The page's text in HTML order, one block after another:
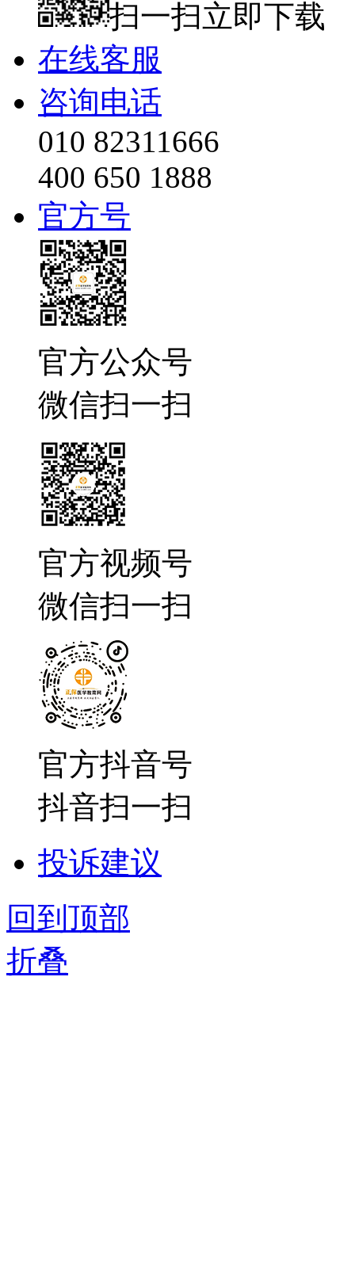
扫一扫立即下载
在线客服
咨询电话
010 82311666
400 650 1888
官方号
官方公众号
微信扫一扫
官方视频号
微信扫一扫
官方抖音号
抖音扫一扫
投诉建议
回到顶部
折叠